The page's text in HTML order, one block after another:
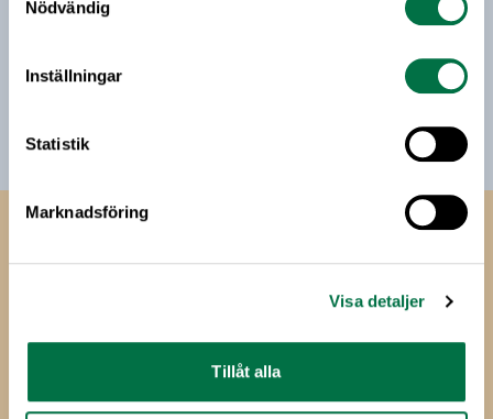
Nödvändig
Inställningar
Statistik
Marknadsföring
Visa detaljer
Tillåt alla
till min inkorg. Livsmedelsföretagen ska inte dela eller
sälja min personliga information. Jag kan när som helst